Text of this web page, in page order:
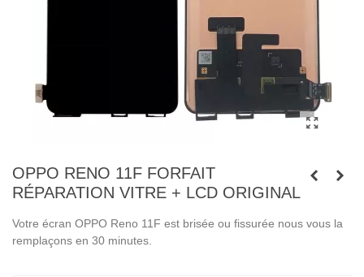
OPPO RENO 11F FORFAIT
RÉPARATION VITRE + LCD ORIGINAL
Votre écran OPPO Reno 11F est brisée ou fissurée nous vous la
remplaçons en 30 minutes.